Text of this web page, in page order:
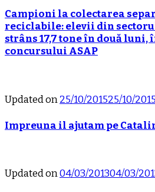
Campioni la colectarea
reciclabile: elevii din
strâns 17,7 tone în două luni,
concursului ASAP
Updated on25/10/201525/10/2015
Impreuna il ajutam pe
Updated on04/03/201304/03/